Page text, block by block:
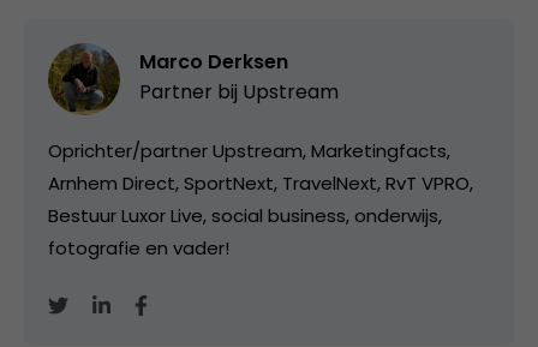
Marco Derksen
Partner bij Upstream
Oprichter/partner Upstream, Marketingfacts,
Arnhem Direct, SportNext, TravelNext, RvT VPRO,
Bestuur Luxor Live, social business, onderwijs,
fotografie en vader!